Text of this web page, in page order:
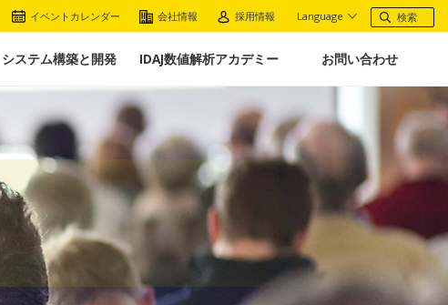
イベントカレンダー 会社情報 採用情報 Language
システム構築と開発 IDAJ数値解析アカデミー お問い合わせ